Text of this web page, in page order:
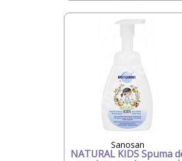
Sanosan
NATURAL KIDS Spuma